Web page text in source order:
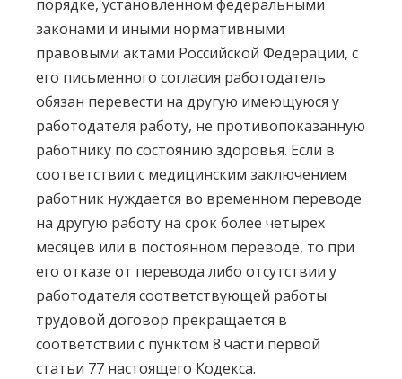
порядке, установленном федеральными
законами и иными нормативными
правовыми актами Российской Федерации, с
его письменного согласия работодатель
обязан перевести на другую имеющуюся у
работодателя работу, не противопоказанную
работнику по состоянию здоровья. Если в
соответствии с медицинским заключением
работник нуждается во временном переводе
на другую работу на срок более четырех
месяцев или в постоянном переводе, то при
его отказе от перевода либо отсутствии у
работодателя соответствующей работы
трудовой договор прекращается в
соответствии с пунктом 8 части первой
статьи 77 настоящего Кодекса.